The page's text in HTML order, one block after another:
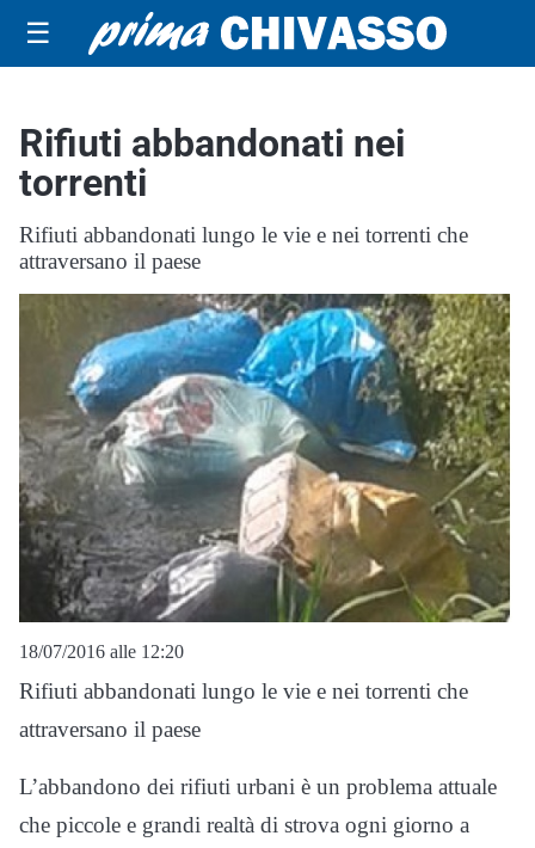
☰
Rifiuti abbandonati nei
torrenti
Rifiuti abbandonati lungo le vie e nei torrenti che
attraversano il paese
18/07/2016 alle 12:20
Rifiuti abbandonati lungo le vie e nei torrenti che
attraversano il paese
L’abbandono dei rifiuti urbani è un problema attuale
che piccole e grandi realtà di strova ogni giorno a